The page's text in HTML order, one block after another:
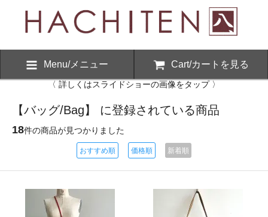
Menu/メニュー Cart/カートを見る
〈 詳しくはスライドショーの画像をタップ 〉
【バッグ/Bag】 に登録されている商品
18件の商品が見つかりました
おすすめ順 価格順 新着順